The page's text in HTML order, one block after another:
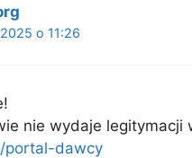
o 11:26
nie wydaje
portal-dawcy